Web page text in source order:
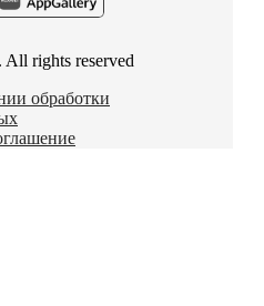
. All rights reserved
обработки